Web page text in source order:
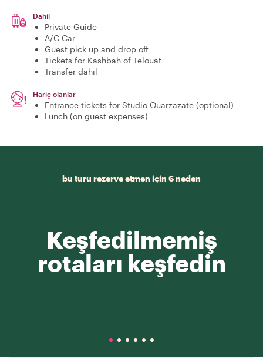
Dahil
Private Guide
A/C Car
Guest pick up and drop off
Tickets for Kashbah of Telouat
Transfer dahil
Hariç olanlar
Entrance tickets for Studio Ouarzazate (optional)
Lunch (on guest expenses)
bu turu rezerve etmen için 6 neden
Keşfedilmemiş
rotaları keşfedin